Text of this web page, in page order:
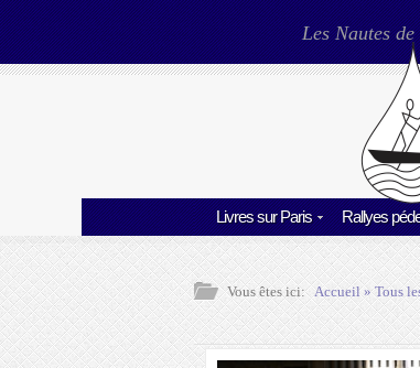
Les Nautes
Livres sur Paris Rallyes
Vous êtes ici: Accueil» Tous